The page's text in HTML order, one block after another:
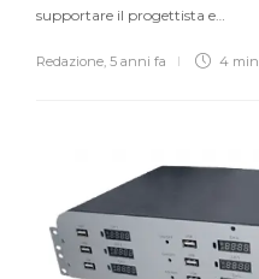
supportare il progettista e…
Redazione 5 anni fa 4 min